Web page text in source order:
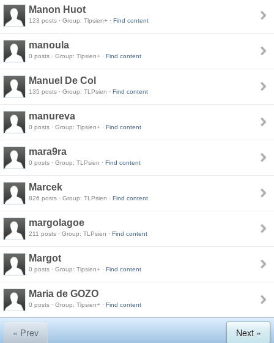
Manon Huot
123 posts · Group: Tlpsien+ · Find content
manoula
0 posts · Group: Tlpsien+ · Find content
Manuel De Col
135 posts · Group: TLPsien · Find content
manureva
0 posts · Group: Tlpsien+ · Find content
mara9ra
0 posts · Group: TLPsien · Find content
Marcek
826 posts · Group: TLPsien · Find content
margolagoe
211 posts · Group: TLPsien · Find content
Margot
0 posts · Group: Tlpsien+ · Find content
Maria de GOZO
0 posts · Group: Tlpsien+ · Find content
« Prev Next »